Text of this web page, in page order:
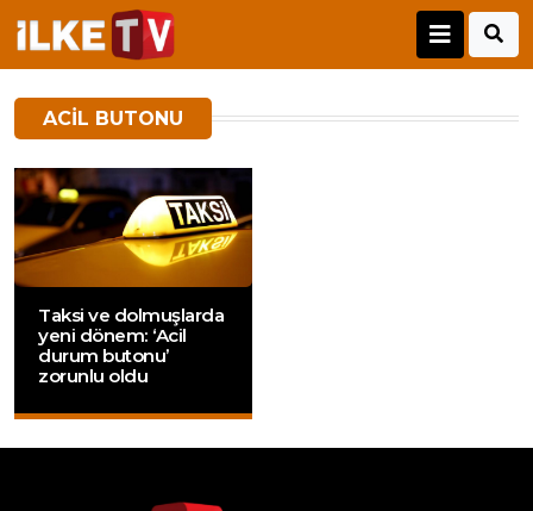
ACIL BUTONU
Taksi ve dolmuşlarda
yeni dönem: ‘Acil
durum butonu’
zorunlu oldu